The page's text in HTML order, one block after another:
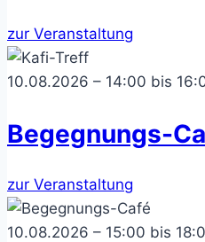
zur Veranstaltung
10.08.2026 – 14:00 bis
Begegnungs-
zur Veranstaltung
10.08.2026 – 15:00 bis